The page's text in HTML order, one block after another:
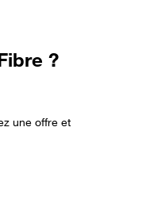
?
une offre et